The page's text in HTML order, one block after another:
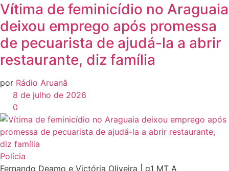
Vítima de feminicídio no Araguaia
deixou emprego após promessa
de pecuarista de ajudá-la a abrir
restaurante, diz família
por Rádio Aruanã
8 de julho de 2026
0
Polícia
Fernando Deamo e Victória Oliveira | g1 MT A